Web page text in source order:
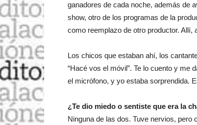
ganadores de cada noche, además de
show, otro de los programas de la
como reemplazo de otro productor. Allí,
Los chicos que estaban ahí, los
“Hacé vos el móvil”. Te lo cuento y me
el micrófono, y yo estaba sorprendida.
¿Te dio miedo o sentiste que era la
Ninguna de las dos. Tuve nervios, pero